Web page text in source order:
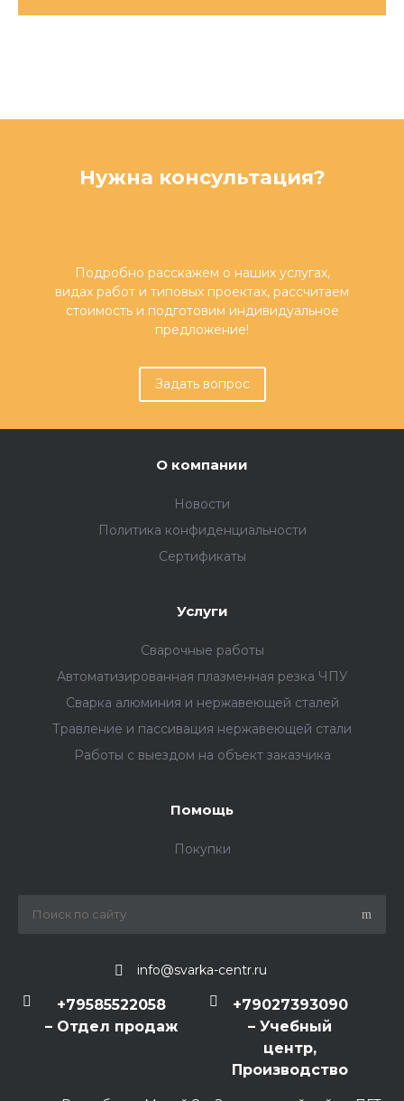
Нужна консультация?
Подробно расскажем о наших услугах,
видах работ и типовых проектах, рассчитаем
стоимость и подготовим индивидуальное
предложение!
Задать вопрос
О компании
Новости
Политика конфиденциальности
Сертификаты
Услуги
Сварочные работы
Автоматизированная плазменная резка ЧПУ
Сварка алюминия и нержавеющей сталей
Травление и пассивация нержавеющей стали
Работы с выездом на объект заказчика
Помощь
Покупки
info@svarka-centr.ru
+79585522058
– Отдел продаж
+79027393090
– Учебный
центр,
Производство